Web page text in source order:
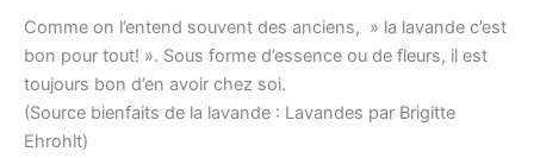
Comme on l’entend souvent des anciens, » la lavande c’est
bon pour tout! ». Sous forme d’essence ou de fleurs, il est
toujours bon d’en avoir chez soi.
(Source bienfaits de la lavande : Lavandes par Brigitte
Ehrohlt)